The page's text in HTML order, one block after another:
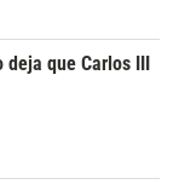
que Carlos III